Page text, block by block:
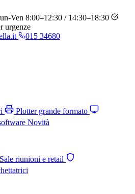
Ven 8:00–12:30 / 14:30–18:30
urgenze
015 34680
Plotter grande formato
Novità
Sale riunioni e retail